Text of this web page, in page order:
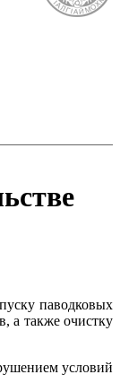
паводковых
а также очистку
условий